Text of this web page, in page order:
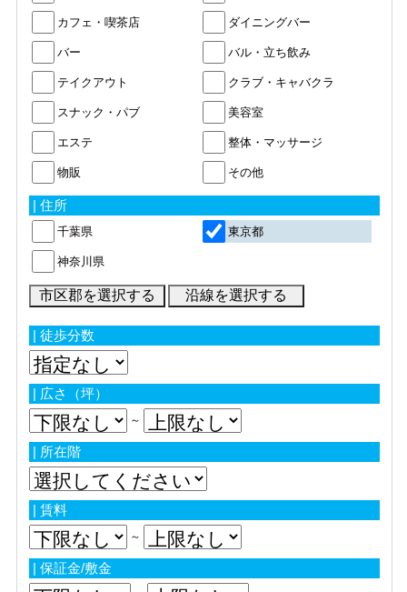
カフェ・喫茶店 ダイニングバー
バー バル・立ち飲み
テイクアウト クラブ・キャバクラ
スナック・パブ 美容室
エステ 整体・マッサージ
物販 その他
| 住所
千葉県 東京都
神奈川県
| 徒歩分数
| 広さ（坪）
～
| 所在階
| 賃料
～
| 保証金/敷金